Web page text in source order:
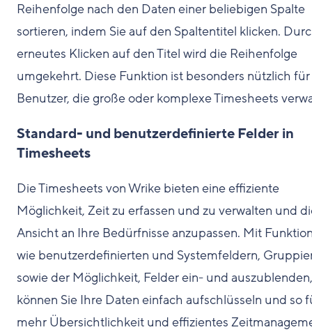
Reihenfolge nach den Daten einer beliebigen Spalte
sortieren, indem Sie auf den Spaltentitel klicken.
erneutes Klicken auf den Titel wird die Reihenfolge
umgekehrt. Diese Funktion ist besonders nützlich für
Benutzer, die große oder komplexe Timesheets
Standard- und benutzerdefinierte Felder in
Timesheets
Die Timesheets von Wrike bieten eine effiziente
Möglichkeit, Zeit zu erfassen und zu verwalten und
Ansicht an Ihre Bedürfnisse anzupassen. Mit
wie benutzerdefinierten und Systemfeldern,
sowie der Möglichkeit, Felder ein- und auszublenden,
können Sie Ihre Daten einfach aufschlüsseln und so
mehr Übersichtlichkeit und effizientes